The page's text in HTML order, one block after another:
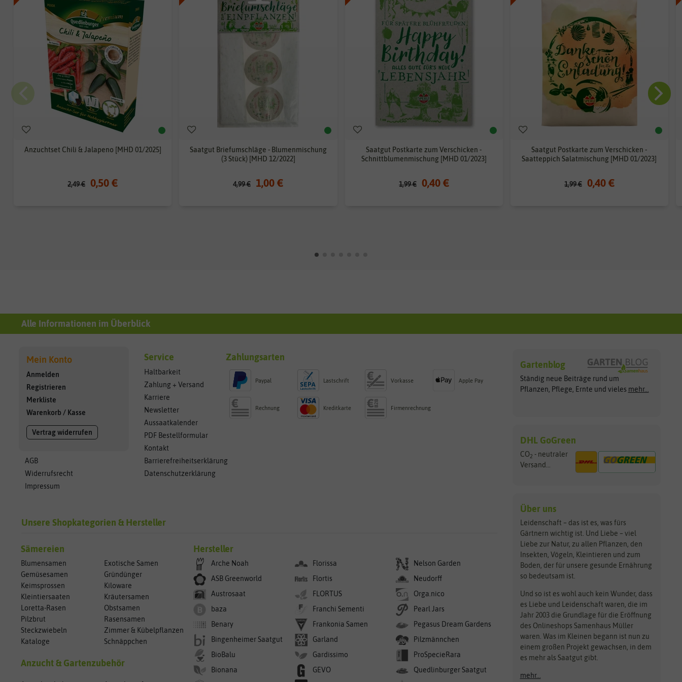
Anzuchtset Chili & Jalapeno [MHD 01/2025]
2,49 € 0,50 €
Saatgut Briefumschläge - Blumenmischung
(3 Stück) [MHD 12/2022]
4,99 € 1,00 €
Saatgut Postkarte zum Verschicken -
Schnittblumenmischung [MHD 01/2023]
1,99 € 0,40 €
Saatgut Postkarte zum Verschicken -
Saatteppich Salatmischung [MHD 01/2023]
1,99 € 0,40 €
Alle Informationen im Überblick
Mein Konto
Anmelden
Registrieren
Merkliste
Warenkorb / Kasse
Vertrag widerrufen
AGB
Widerrufsrecht
Impressum
Service
Haltbarkeit
Zahlung + Versand
Karriere
Newsletter
Aussaatkalender
PDF Bestellformular
Kontakt
Barrierefreiheitserklärung
Datenschutzerklärung
Zahlungsarten
Paypal Lastschrift Vorkasse Apple Pay
Rechnung Kreditkarte Firmenrechnung
Unsere Shopkategorien & Hersteller
Sämereien
Blumensamen
Exotische Samen
Gemüsesamen
Gründünger
Keimsprossen
Kiloware
Kleintiersaaten
Kräutersamen
Loretta-Rasen
Obstsamen
Pilzbrut
Rasensamen
Steckzwiebeln
Zimmer & Kübelpflanzen
Kataloge
Schnäppchen
Anzucht & Gartenzubehör
Hersteller
Arche Noah
ASB Greenworld
Austrosaat
baza
Benary
Bingenheimer Saatgut
BioBalu
Bionana
Florissa
Flortis
FLORTUS
Franchi Sementi
Frankonia Samen
Garland
Gardissimo
GEVO
Nelson Garden
Neudorff
Orga.nico
Pearl Jars
Pegasus Dream Gardens
Pilzmännchen
ProSpecieRara
Quedlinburger Saatgut
Gartenblog
Ständig neue Beiträge rund um
Pflanzen, Pflege, Ernte und vieles mehr...
DHL GoGreen
CO2 - neutraler
Versand...
Über uns
Leidenschaft – das ist es, was fürs
Gärtnern wichtig ist. Und Liebe – viel
Liebe zur Natur, zu allen Pflanzen, den
Insekten, Vögeln, Kleintieren und zum
Boden, der für unsere gesunde Ernährung
so bedeutsam ist.
Und so ist es wohl auch kein Wunder, dass
es Liebe und Leidenschaft waren, die im
Jahr 2003 die Grundlage für die Eröffnung
des Onlineshops Samenhaus Müller
waren. Was im Kleinen begann ist nun zu
einem großen Projekt gewachsen, in dem
es mehr als Saatgut gibt.
mehr...